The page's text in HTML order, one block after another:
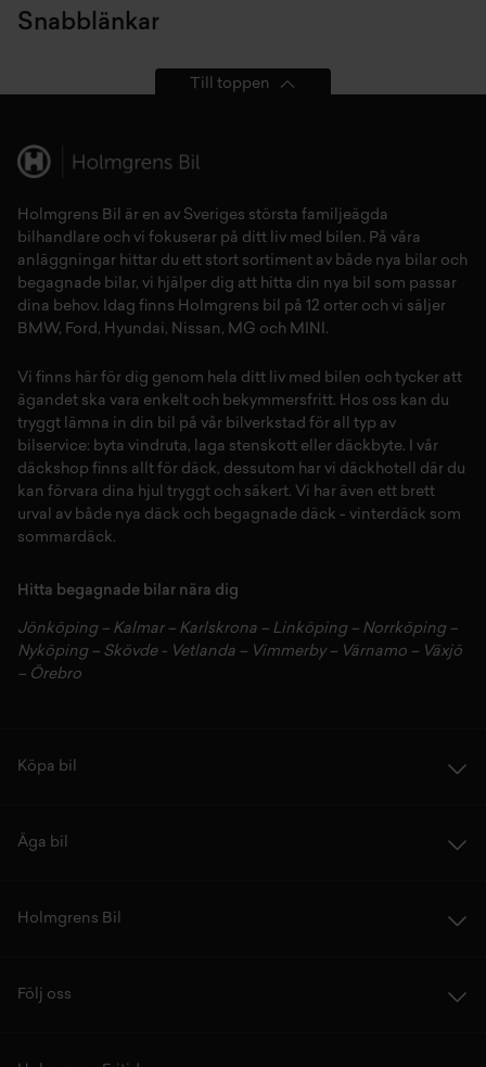
Snabblänkar
Till toppen
Holmgrens Bil är en av Sveriges största familjeägda
bilhandlare och vi fokuserar på ditt liv med bilen. På våra
anläggningar hittar du ett stort sortiment av både nya bilar och
begagnade bilar, vi hjälper dig att hitta din nya bil som passar
dina behov. Idag finns Holmgrens bil på 12 orter och vi säljer
BMW, Ford, Hyundai, Nissan , MG och MINI.
Vi finns här för dig genom hela ditt liv med bilen och tycker att
ägandet ska vara enkelt och bekymmersfritt. Hos oss kan du
tryggt lämna in din bil på vår bilverkstad för all typ av
bilservice: byta vindruta, laga stenskott eller däckbyte. I vår
däckshop finns allt för däck, dessutom har vi däckhotell där du
kan förvara dina hjul tryggt och säkert. Vi har även ett brett
urval av både nya däck och begagnade däck - vinterdäck som
sommardäck.
Hitta begagnade bilar nära dig
Jönköping– Kalmar – Karlskrona – Linköping– Norrköping–
Nyköping– Skövde- Vetlanda – Vimmerby– Värnamo – Växjö
– Örebro
Köpa bil
Äga bil
Holmgrens Bil
Följ oss